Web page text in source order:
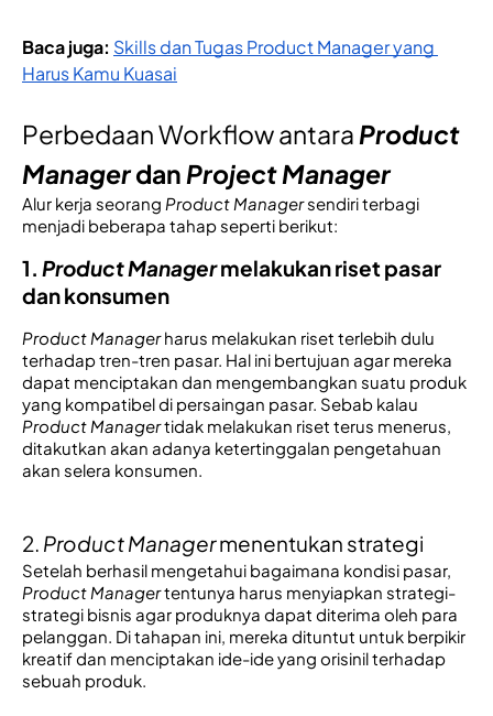
Baca juga: Skills dan Tugas Product Manager yang
Harus Kamu Kuasai
Perbedaan Workflow antara Product
Manager dan Project Manager
Alur kerja seorang Product Manager sendiri terbagi
menjadi beberapa tahap seperti berikut:
1. Product Manager melakukan riset pasar
dan konsumen
Product Manager harus melakukan riset terlebih dulu
terhadap tren-tren pasar. Hal ini bertujuan agar mereka
dapat menciptakan dan mengembangkan suatu produk
Product Manager tidak melakukan riset terus menerus,
ditakutkan akan adanya ketertinggalan pengetahuan
akan selera konsumen.
2. Product Managermenentukan strategi
Product Manager tentunya harus menyiapkan strategi-
strategi bisnis agar produknya dapat diterima oleh para
pelanggan. Di tahapan ini, mereka dituntut untuk berpikir
kreatif dan menciptakan ide-ide yang orisinil terhadap
sebuah produk.